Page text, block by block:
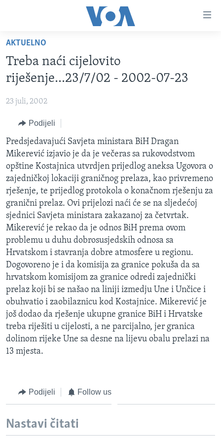
glavni
sadržaj
Pređi
na
glavnu
navigaciju
pretragu
TV PROGRAM
VIDEO
FOTOGRAFIJE DANA
VIJESTI
SJEDINJENE AMERIČKE DRŽAVE
BOSNA I HERCEGOVINA
NAUKA I TEHNOLOGIJA
SPECIJALNI PROJEKTI
KORUPCIJA
SLOBODA MEDIJA
ŽENSKA STRANA
IZBJEGLIČKA STRANA
MAGAZIN
O GLASU AMERIKE
Learning English
PRATITE NAS
Jezici
AKTUELNO
Treba naći cijelovito
riješenje...23/7/02 - 2002-07-23
23 juli, 2002
Podijeli
Predsjedavajući Savjeta ministara BiH Dragan
Mikerević izjavio je da je večeras sa rukovodstvom
opštine Kostajnica utvrdjen prijedlog aneksa Ugovora o
zajedničkoj lokaciji graničnog prelaza, kao privremeno
rješenje, te prijedlog protokola o konačnom rješenju za
granični prelaz. Ovi prijelozi naći će se na sljedećoj
sjednici Savjeta ministara zakazanoj za četvrtak.
Mikerević je rekao da je odnos BiH prema ovom
problemu u duhu dobrosusjedskih odnosa sa
Hrvatskom i stavranja dobre atmosfere u regionu.
Dogovoreno je i da komisija za granice pokuša da sa
hrvatskom komisijom za granice odredi zajednički
prelaz koji bi se našao na liniji izmedju Une i Unčice i
obuhvatio i zaobilaznicu kod Kostajnice. Mikerević je
još dodao da rješenje ukupne granice BiH i Hrvatske
treba riješiti u cijelosti, a ne parcijalno, jer granica
dolinom rijeke Une sa desne na lijevu obalu prelazi na
13 mjesta.
Podijeli Follow us
Nastavi čitati